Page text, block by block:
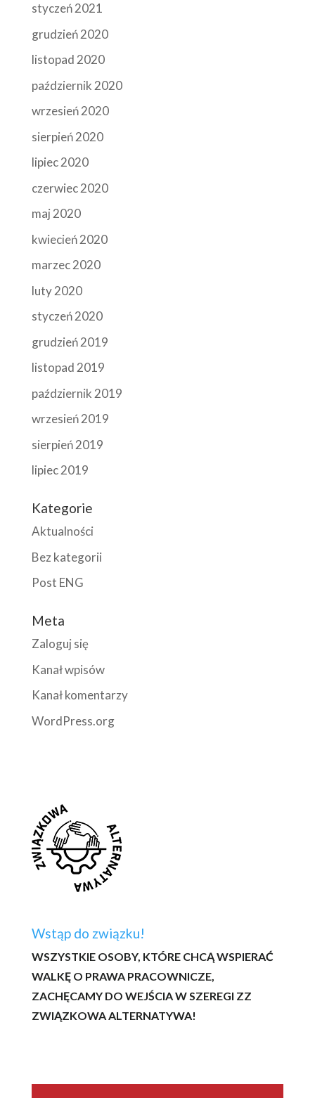
styczeń 2021
grudzień 2020
listopad 2020
październik 2020
wrzesień 2020
sierpień 2020
lipiec 2020
czerwiec 2020
maj 2020
kwiecień 2020
marzec 2020
luty 2020
styczeń 2020
grudzień 2019
listopad 2019
październik 2019
wrzesień 2019
sierpień 2019
lipiec 2019
Kategorie
Aktualności
Bez kategorii
Post ENG
Meta
Zaloguj się
Kanał wpisów
Kanał komentarzy
WordPress.org
Wstąp do związku!
WSZYSTKIE OSOBY, KTÓRE CHCĄ WSPIERAĆ
WALKĘ O PRAWA PRACOWNICZE,
ZACHĘCAMY DO WEJŚCIA W SZEREGI ZZ
ZWIĄZKOWA ALTERNATYWA!